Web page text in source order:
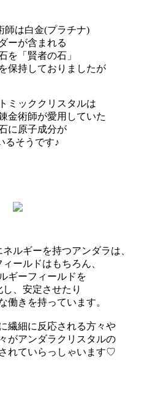
師は白金(プラチナ)
ーが含まれる
を「賢者の石」
保持しておりましたが
ミッククリスタルは
金術師が愛用していた
に原子成分が
るそうです♪
ルギーを持つアンダラは、
ールドはもちろん、
ギーフィールドを
、安定させたり
働きを持っています。
繊細に反応される方々や
がアンダラクリスタルの
れていらっしゃいます♡